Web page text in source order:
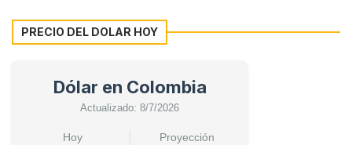
PRECIO DEL DOLAR HOY
Dólar en Colombia
Actualizado: 8/7/2026
Hoy Proyección